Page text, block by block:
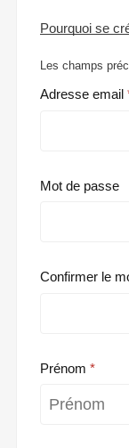
Pourquoi se
Les champs
Adresse email
Mot de passe
Confirmer le
Prénom